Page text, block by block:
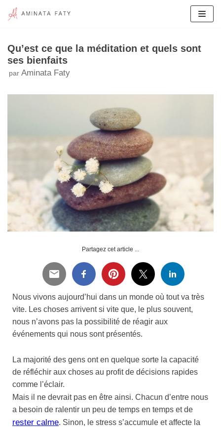
Aller
Développement Personnel
Mon Livre De Développement Personnel
Réparer Les Filles
Repad (Ensemble Le Rêve Africain)
Qu’est ce que la méditation et quels sont
ses bienfaits
par Aminata Faty
Partagez cet article ...
Nous vivons aujourd’hui dans un monde où tout va très
vite. Les choses arrivent si vite que, le plus souvent,
nous n’avons pas la possibilité de réagir aux
événements qui nous sont présentés.
La majorité des gens ont en quelque sorte la capacité
de réfléchir aux choses au profit de décisions rapides
comme l’éclair.
Mais il ne devrait pas en être ainsi. Chacun d’entre nous
a besoin de ralentir un peu de temps en temps et de
rester calme. Sinon, le stress s’accumule et affecte la